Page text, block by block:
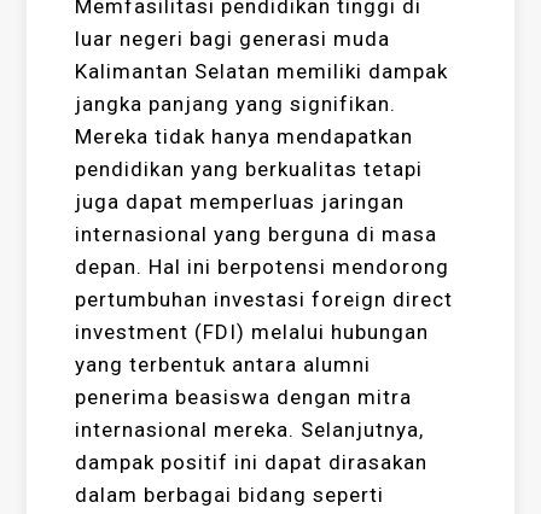
Memfasilitasi pendidikan tinggi di
luar negeri bagi generasi muda
Kalimantan Selatan memiliki dampak
jangka panjang yang signifikan.
Mereka tidak hanya mendapatkan
pendidikan yang berkualitas tetapi
juga dapat memperluas jaringan
internasional yang berguna di masa
depan. Hal ini berpotensi mendorong
pertumbuhan investasi foreign direct
investment (FDI) melalui hubungan
yang terbentuk antara alumni
penerima beasiswa dengan mitra
internasional mereka. Selanjutnya,
dampak positif ini dapat dirasakan
dalam berbagai bidang seperti